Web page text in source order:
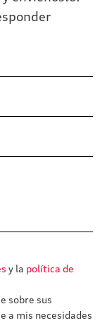
y la política de
sobre sus
a mis necesidades